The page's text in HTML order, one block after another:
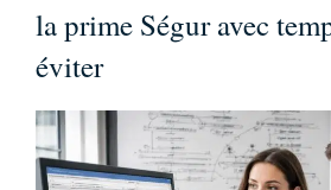
la prime Ségur avec
éviter